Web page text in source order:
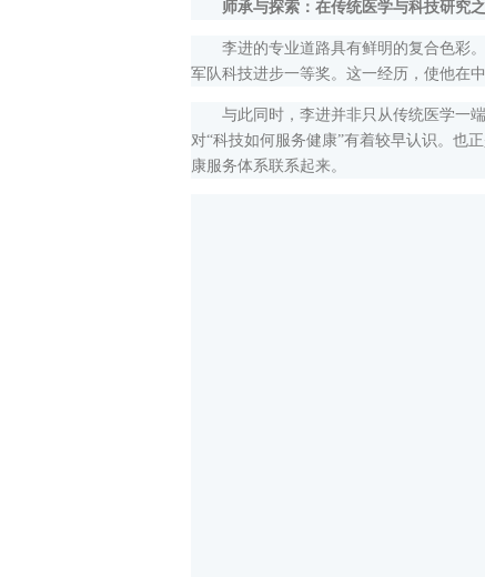
师承与探索：在传统医学与科技研究
李进的专业道路具有鲜明的复合色彩。
军队科技进步一等奖。这一经历，使他在
与此同时，李进并非只从传统医学一端
对“科技如何服务健康”有着较早认识。也
康服务体系联系起来。